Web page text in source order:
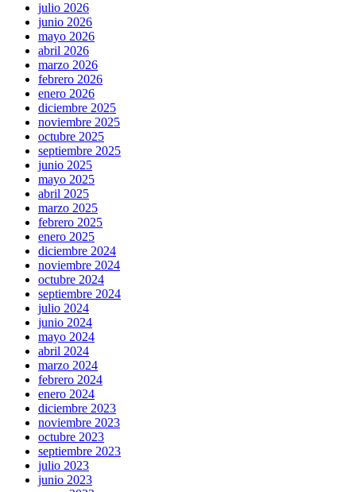
julio 2026
junio 2026
mayo 2026
abril 2026
marzo 2026
febrero 2026
enero 2026
diciembre 2025
noviembre 2025
octubre 2025
septiembre 2025
junio 2025
mayo 2025
abril 2025
marzo 2025
febrero 2025
enero 2025
diciembre 2024
noviembre 2024
octubre 2024
septiembre 2024
julio 2024
junio 2024
mayo 2024
abril 2024
marzo 2024
febrero 2024
enero 2024
diciembre 2023
noviembre 2023
octubre 2023
septiembre 2023
julio 2023
junio 2023